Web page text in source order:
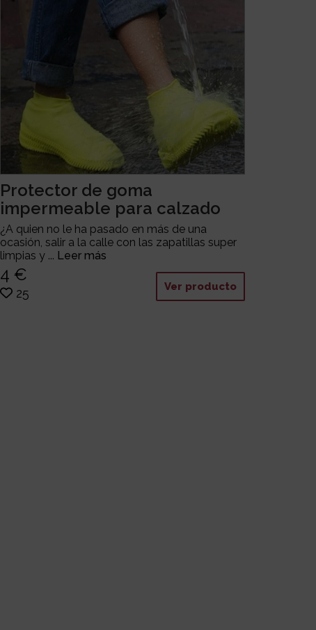
Protector de goma
impermeable para calzado
¿A quien no le ha pasado en más de una
ocasión, salir a la calle con las zapatillas super
limpias y ... Leer más
4 €
25 Ver producto